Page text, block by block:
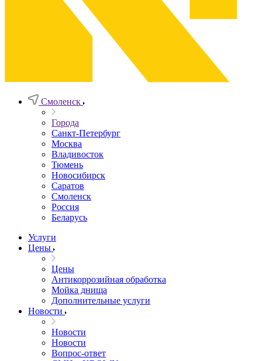
Смоленск
Города
Санкт-Петербург
Москва
Владивосток
Тюмень
Новосибирск
Саратов
Смоленск
Россия
Беларусь
Услуги
Цены
Цены
Антикоррозийная обработка
Мойка днища
Дополнительные услуги
Новости
Новости
Новости
Вопрос-ответ